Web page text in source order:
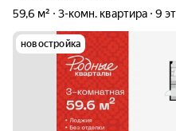
59,6 м²
3-комн. квартира 9
новостройка